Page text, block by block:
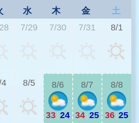
水 木 金
土
7/29 7/30 7/31 8/1
8/5 8/6
33 24
8/7
34 25
8/8
36 25